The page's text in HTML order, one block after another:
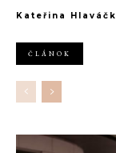
jednej z najväčších
Pre-Fall 2027.
Kateřina
ČLÁNOK